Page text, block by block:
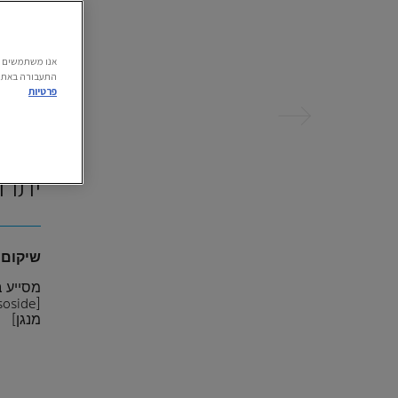
שיקום
מסייע
מנגן]
התעבורה
פרטיות